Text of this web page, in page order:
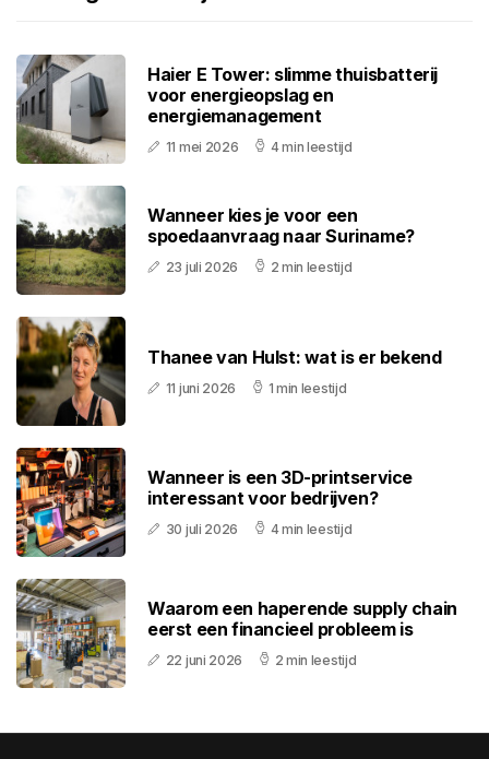
Haier E Tower: slimme thuisbatterij
voor energieopslag en
energiemanagement
11 mei 2026 4 min leestijd
Wanneer kies je voor een
spoedaanvraag naar Suriname?
23 juli 2026 2 min leestijd
Thanee van Hulst: wat is er bekend
11 juni 2026 1 min leestijd
Wanneer is een 3D-printservice
interessant voor bedrijven?
30 juli 2026 4 min leestijd
Waarom een haperende supply chain
eerst een financieel probleem is
22 juni 2026 2 min leestijd